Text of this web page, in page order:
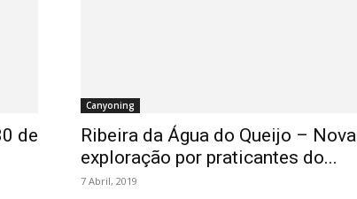
de
Canyoning
Ribeira da Água do Queijo – Nova
exploração por praticantes do...
7 Abril, 2019